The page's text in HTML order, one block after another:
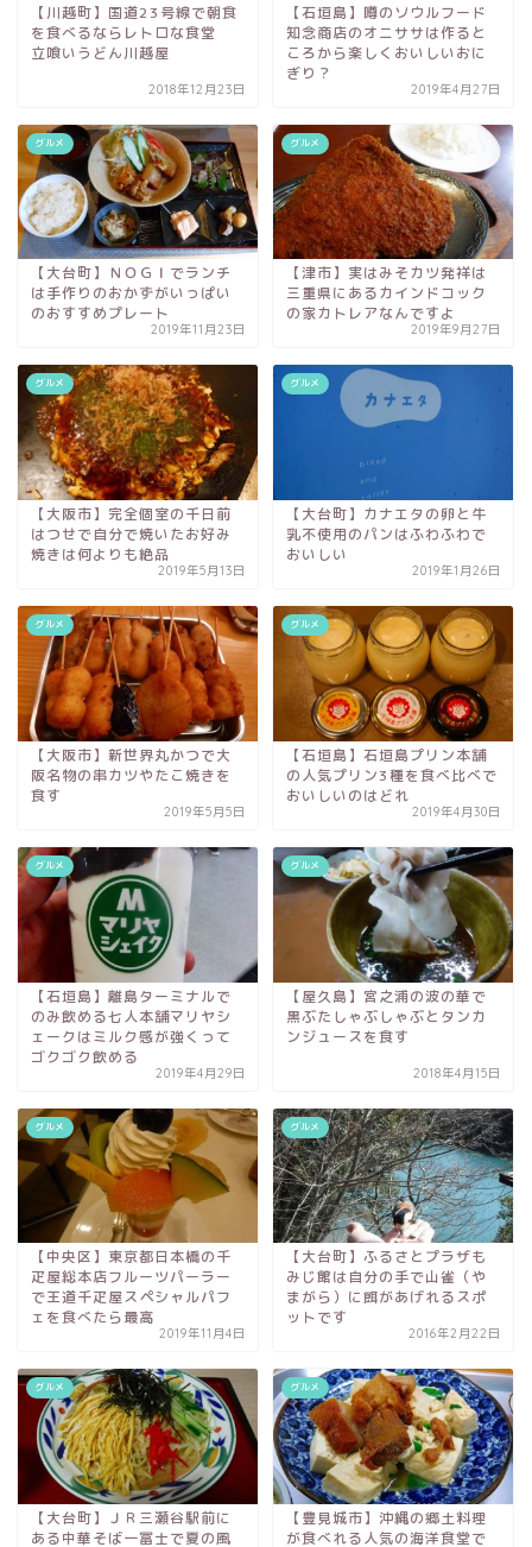
【川越町】国道23号線で朝食
を食べるならレトロな食堂
立喰いうどん川越屋
2018年12月23日
【石垣島】噂のソウルフード
知念商店のオニササは作ると
ころから楽しくおいしいおに
ぎり？
2019年4月27日
グルメ
【大台町】ＮＯＧＩでランチ
は手作りのおかずがいっぱい
のおすすめプレート
2019年11月23日
グルメ
【津市】実はみそカツ発祥は
三重県にあるカインドコック
の家カトレアなんですよ
2019年9月27日
グルメ
【大阪市】完全個室の千日前
はつせで自分で焼いたお好み
焼きは何よりも絶品
2019年5月13日
グルメ
【大台町】カナエタの卵と牛
乳不使用のパンはふわふわで
おいしい
2019年1月26日
グルメ
【大阪市】新世界丸かつで大
阪名物の串カツやたこ焼きを
食す
2019年5月5日
グルメ
【石垣島】石垣島プリン本舗
の人気プリン3種を食べ比べで
おいしいのはどれ
2019年4月30日
グルメ
【石垣島】離島ターミナルで
のみ飲める七人本舗マリヤシ
ェークはミルク感が強くって
ゴクゴク飲める
2019年4月29日
グルメ
【屋久島】宮之浦の波の華で
黒ぶたしゃぶしゃぶとタンカ
ンジュースを食す
2018年4月15日
グルメ
【中央区】東京都日本橋の千
疋屋総本店フルーツパーラー
で王道千疋屋スペシャルパフ
ェを食べたら最高
2019年11月4日
グルメ
【大台町】ふるさとプラザも
みじ館は自分の手で山雀（や
まがら）に餌があげれるスポ
ットです
2016年2月22日
グルメ
【大台町】ＪＲ三瀬谷駅前に
ある中華そば一冨士で夏の風
グルメ
【豊見城市】沖縄の郷土料理
が食べれる人気の海洋食堂で